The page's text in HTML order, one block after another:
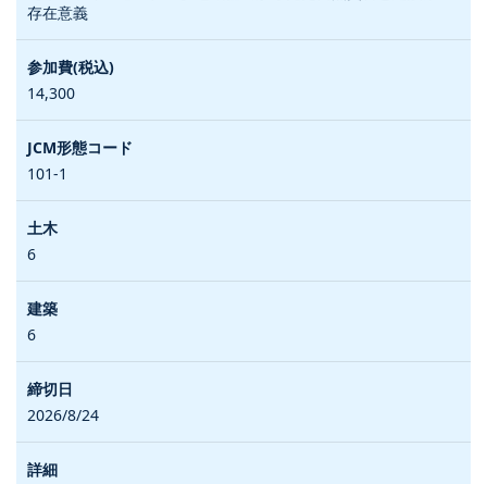
存在意義
14,300
101-1
6
6
2026/8/24